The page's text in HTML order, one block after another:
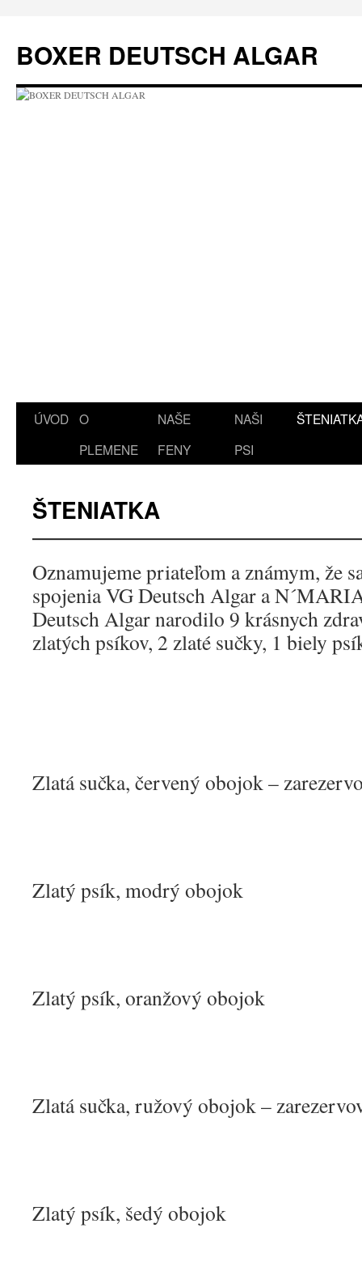
obsahu
webu
BOXER DEUTSCH ALGAR
ÚVOD O
PLEMENE
NAŠE
FENY
NAŠI
PSI
ŠTENIATKA
Oznamujeme priateľom a známym, že
spojenia VG Deutsch Algar a
Deutsch Algar narodilo 9 krásnych
zlatých psíkov, 2 zlaté sučky, 1 biely
Zlatá sučka, červený obojok –
Zlatý psík, modrý obojok
Zlatý psík, oranžový obojok
Zlatá sučka, ružový obojok –
Zlatý psík, šedý obojok